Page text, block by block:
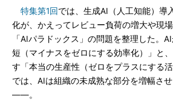
特集第1回では、生成AI（人工知能）導
化が、かえってレビュー負荷の増大や現
「AIパラドックス」の問題を整理した。
短（マイナスをゼロにする効率化）」と
す「本当の生産性（ゼロをプラスにする
では、AIは組織の未成熟な部分を増幅さ
――。